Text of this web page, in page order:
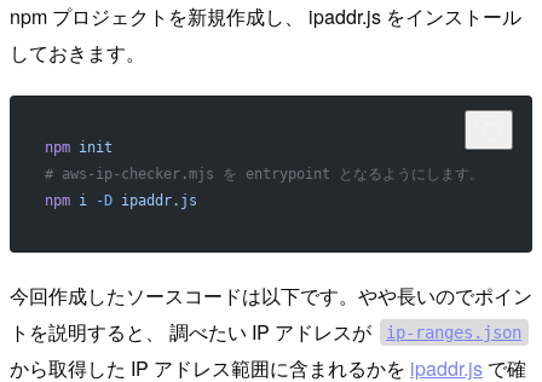
npm プロジェクトを新規作成し、 ipaddr.js をインストール
しておきます。
npm init
# aws-ip-checker.mjs を entrypoint となるようにします。
npm i -D ipaddr.js
今回作成したソースコードは以下です。やや長いのでポイン
トを説明すると、 調べたい IP アドレスが
ip-ranges.json
から取得した IP アドレス範囲に含まれるかを ipaddr.js で確